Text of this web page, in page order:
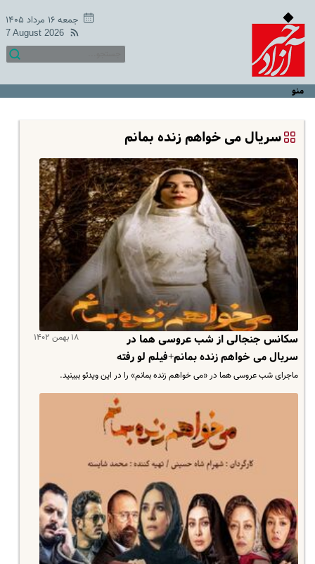
جمعه ۱۶ مرداد ۱۴۰۵
7 August 2026
منو
سریال می خواهم زنده بمانم
۱۸ بهمن ۱۴۰۲
سکانس جنجالی از شب عروسی هما در
سریال می خواهم زنده بمانم+فیلم لو رفته
ماجرای شب عروسی هما در «می خواهم زنده بمانم» را در این ویدئو ببینید.